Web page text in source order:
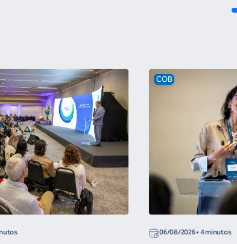
COB
06/08/2026• 4 minutos